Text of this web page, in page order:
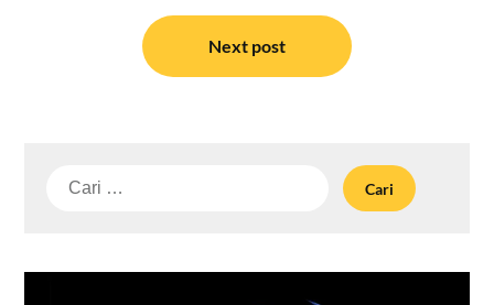
Next post
Cari